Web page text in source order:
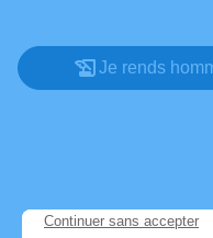
Je rends